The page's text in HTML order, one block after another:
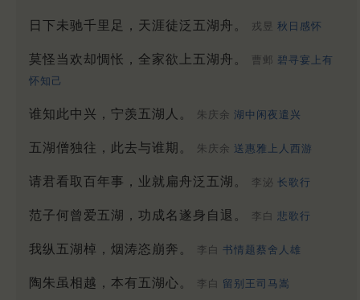
日下未驰千里足，天涯徒泛五湖舟。 戎昱 秋日感怀
莫怪当欢却惆怅，全家欲上五湖舟。 曹邺 碧寻宴上有
怀知己
谁知此中兴，宁羡五湖人。 朱庆余 湖中闲夜遣兴
五湖僧独往，此去与谁期。 朱庆余 送惠雅上人西游
请君看取百年事，业就扁舟泛五湖。 李泌 长歌行
范子何曾爱五湖，功成名遂身自退。 李白 悲歌行
我纵五湖棹，烟涛恣崩奔。 李白 书情题蔡舍人雄
陶朱虽相越，本有五湖心。 李白 留别王司马嵩